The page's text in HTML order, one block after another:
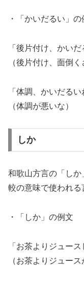
・「かいだるい」の
「後片付け、かいだ
（後片付け、面倒く
「体調、かいだるい
（体調が悪いな）
しか
和歌山方言の「し
較の意味で使われる
・「しか」の例文
「お茶よりジュース
（お茶よりジュース